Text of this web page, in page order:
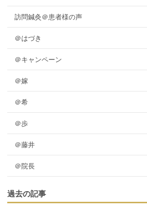
訪問鍼灸＠患者様の声
＠はづき
＠キャンペーン
＠嫁
＠希
＠歩
＠藤井
＠院長
過去の記事